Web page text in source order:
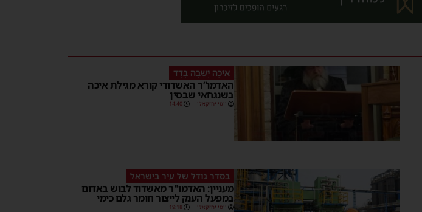
אֵיכָה יָשְׁבָה בָדָד
האדמו”ר האשדודי קורא מגילת איכה
בשנגחאי שבסין
יוסי יחזקאלי 14:40
בסדר גודל של עיר בישראל
מעניין: האדמו"ר מאשדוד לבוש באדום
במפעל הענק לייצור חומר גלם כימי
יוסי יחזקאלי 19:18